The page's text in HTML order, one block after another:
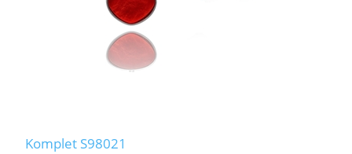
Komplet S98021